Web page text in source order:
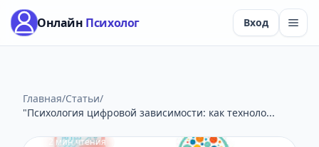
Онлайн Психолог Вход
Главная/Статьи/
"Психология цифровой зависимости: как техноло...
2 мин чтения